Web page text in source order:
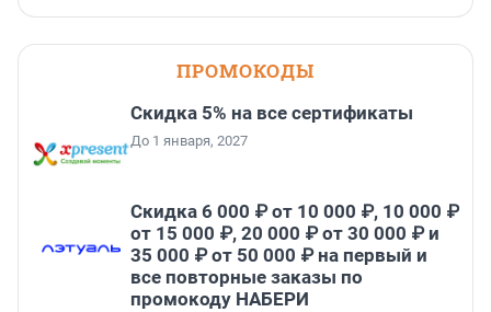
ПРОМОКОДЫ
Скидка 5% на все сертификаты
До 1 января, 2027
Скидка 6 000 ₽ от 10 000 ₽, 10 000 ₽
от 15 000 ₽, 20 000 ₽ от 30 000 ₽ и
35 000 ₽ от 50 000 ₽ на первый и
все повторные заказы по
промокоду НАБЕРИ